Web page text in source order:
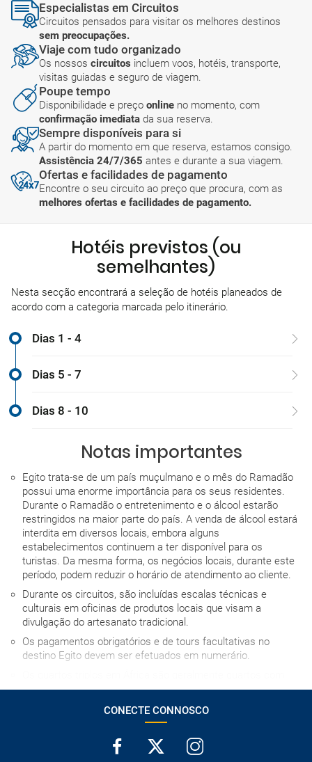
Especialistas em Circuitos
Circuitos pensados para visitar os melhores destinos
sem preocupações.
Viaje com tudo organizado
Os nossos circuitos incluem voos, hotéis, transporte,
visitas guiadas e seguro de viagem.
Poupe tempo
Disponibilidade e preço online no momento, com
confirmação imediata da sua reserva.
Sempre disponíveis para si
A partir do momento em que reserva, estamos consigo.
Assistência 24/7/365 antes e durante a sua viagem.
Ofertas e facilidades de pagamento
Encontre o seu circuito ao preço que procura, com as
melhores ofertas e facilidades de pagamento.
Hotéis previstos (ou
semelhantes)
Nesta secção encontrará a seleção de hotéis planeados de
acordo com a categoria marcada pelo itinerário.
Dias 1 - 4
Dias 5 - 7
Dias 8 - 10
Notas importantes
Egito trata-se de um país muçulmano e o mês do Ramadão
possui uma enorme importância para os seus residentes.
Durante o Ramadão o entretenimento e o álcool estarão
restringidos na maior parte do país. A venda de álcool estará
interdita em diversos locais, embora alguns
estabelecimentos continuem a ter disponível para os
turistas. Da mesma forma, os negócios locais, durante este
período, podem reduzir o horário de atendimento ao cliente.
Durante os circuitos, são incluídas escalas técnicas e
culturais em oficinas de produtos locais que visam a
divulgação do artesanato tradicional.
Os pagamentos obrigatórios e de tours facultativas no
destino Egito devem ser efetuados em numerário.
duas camas individuais ou uma de casal, nos quais se
inconvenientes que isso implica, por essa razão,
A hora de entrada no hotel no dia da chegada depende de
CONECTE CONNOSCO